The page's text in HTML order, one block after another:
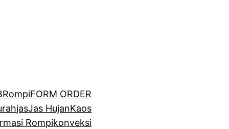
FORM ORDER
jasJas HujanKaos
Rompikonveksi